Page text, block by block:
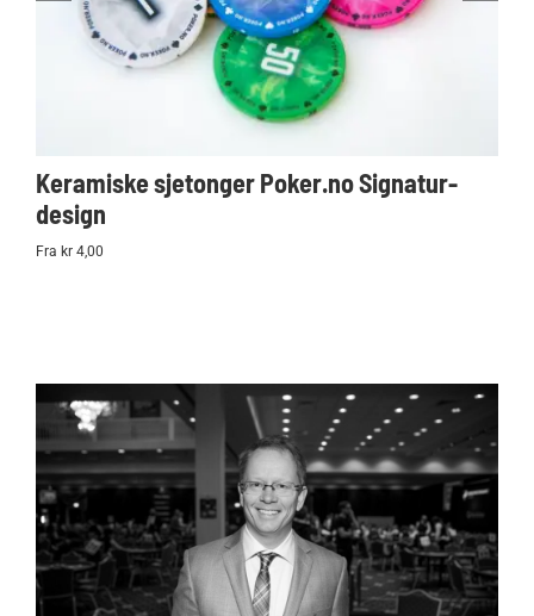
Keramiske sjetonger Poker.no Signatur-
design
Fra kr 4,00